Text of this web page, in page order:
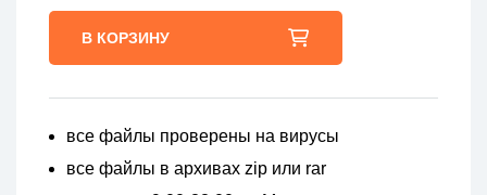
В КОРЗИНУ
все файлы проверены на вирусы
все файлы в архивах zip или rar